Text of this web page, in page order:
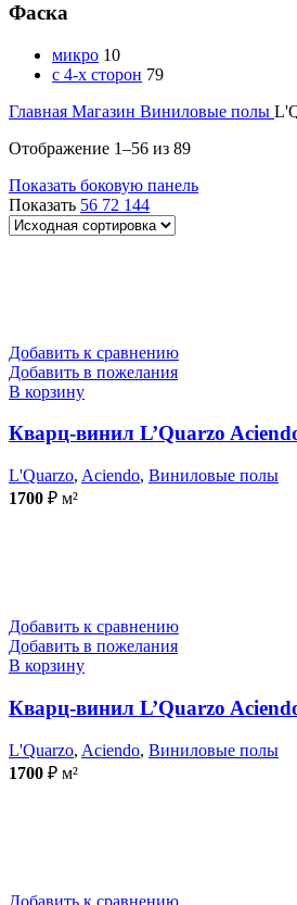
Фаска
микро 10
с 4-х сторон 79
Главная Магазин Виниловые полы
Отображение 1–56 из 89
Показать боковую панель
Показать 56 72 144
Добавить к сравнению
Добавить в пожелания
В корзину
Кварц-винил L’Quarzo
L'Quarzo, Aciendo, Виниловые полы
1700 ₽ м²
Добавить к сравнению
Добавить в пожелания
В корзину
Кварц-винил L’Quarzo
L'Quarzo, Aciendo, Виниловые полы
1700 ₽ м²
Добавить к сравнению